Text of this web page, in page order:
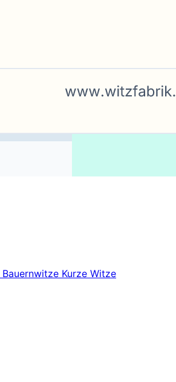
Bauernwitze Kurze Witze